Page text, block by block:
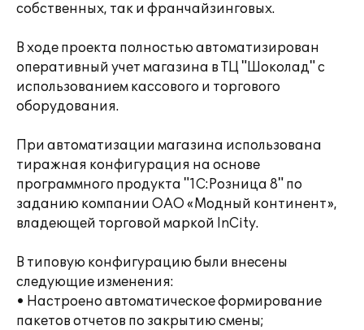
собственных, так и франчайзинговых.
В ходе проекта полностью автоматизирован
оперативный учет магазина в ТЦ "Шоколад" с
использованием кассового и торгового
оборудования.
При автоматизации магазина использована
тиражная конфигурация на основе
программного продукта "1С:Розница 8" по
заданию компании ОАО «Модный континент»,
владеющей торговой маркой InCity.
В типовую конфигурацию были внесены
следующие изменения:
• Настроено автоматическое формирование
пакетов отчетов по закрытию смены;